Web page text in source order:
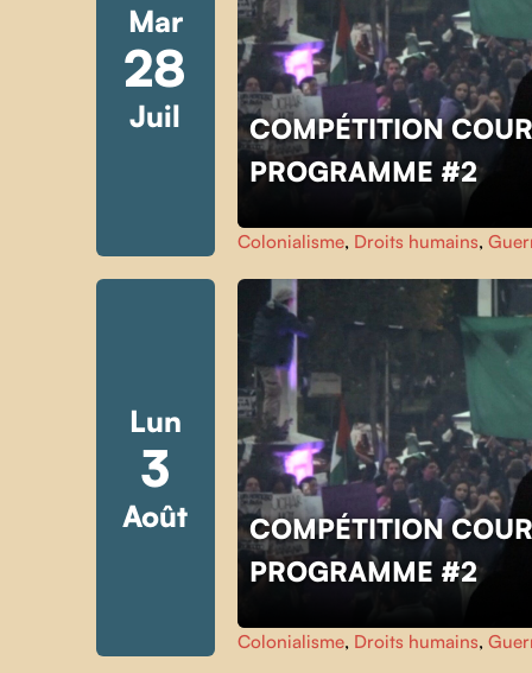
Mar
28
Juil
COMPÉTITION
PROGRAMME #2
Colonialisme, Droits humains,
Lun
3
Août
COMPÉTITION
PROGRAMME #2
Colonialisme, Droits humains,
Skip back to main navigation